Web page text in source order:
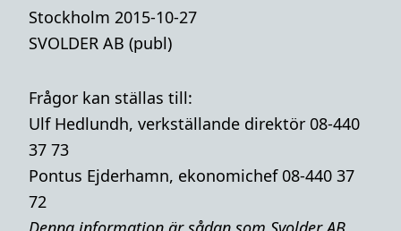
Stockholm 2015-10-27
SVOLDER AB (publ)
Frågor kan ställas till:
Ulf Hedlundh, verkställande direktör 08-440
37 73
Pontus Ejderhamn, ekonomichef 08-440 37
72